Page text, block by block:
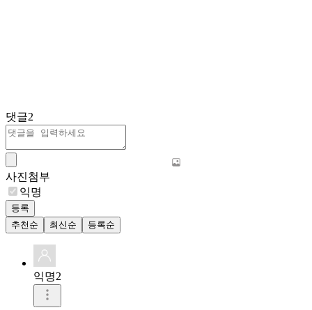
댓글2
사진첨부
익명
등록
추천순
최신순 등록순
익명2